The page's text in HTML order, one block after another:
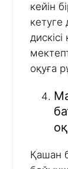
кейін
кетуге
оқуға
Қашан